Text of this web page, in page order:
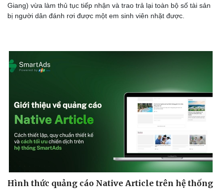
Giang) vừa làm thủ tục tiếp nhận và trao trả lại toàn bộ số tài sản
bị người dân đánh rơi được một em sinh viên nhặt được.
Hình thức quảng cáo Native Article trên hệ thống